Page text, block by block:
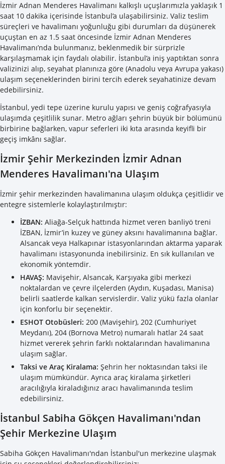
İzmir Adnan Menderes Havalimanı kalkışlı uçuşlarımızla yaklaşık 1
saat 10 dakika içerisinde İstanbul’a ulaşabilirsiniz. Valiz teslim
süreçleri ve havalimanı yoğunluğu gibi durumları da düşünerek
uçuştan en az 1.5 saat öncesinde İzmir Adnan Menderes
Havalimanı’nda bulunmanız, beklenmedik bir sürprizle
karşılaşmamak için faydalı olabilir. İstanbul’a iniş yaptıktan sonra
valizinizi alıp, seyahat planınıza göre (Anadolu veya Avrupa yakası)
ulaşım seçeneklerinden birini tercih ederek seyahatinize devam
edebilirsiniz.
İstanbul, yedi tepe üzerine kurulu yapısı ve geniş coğrafyasıyla
ulaşımda çeşitlilik sunar. Metro ağları şehrin büyük bir bölümünü
birbirine bağlarken, vapur seferleri iki kıta arasında keyifli bir
geçiş imkânı sağlar.
İzmir Şehir Merkezinden İzmir Adnan
Menderes Havalimanı'na Ulaşım
İzmir şehir merkezinden havalimanına ulaşım oldukça çeşitlidir ve
entegre sistemlerle kolaylaştırılmıştır:
İZBAN: Aliağa-Selçuk hattında hizmet veren banliyö treni
İZBAN, İzmir’in kuzey ve güney aksını havalimanına bağlar.
Alsancak veya Halkapınar istasyonlarından aktarma yaparak
havalimanı istasyonunda inebilirsiniz. En sık kullanılan ve
ekonomik yöntemdir.
HAVAŞ: Mavişehir, Alsancak, Karşıyaka gibi merkezi
noktalardan ve çevre ilçelerden (Aydın, Kuşadası, Manisa)
belirli saatlerde kalkan servislerdir. Valiz yükü fazla olanlar
için konforlu bir seçenektir.
ESHOT Otobüsleri: 200 (Mavişehir), 202 (Cumhuriyet
Meydanı), 204 (Bornova Metro) numaralı hatlar 24 saat
hizmet vererek şehrin farklı noktalarından havalimanına
ulaşım sağlar.
Taksi ve Araç Kiralama: Şehrin her noktasından taksi ile
ulaşım mümkündür. Ayrıca araç kiralama şirketleri
aracılığıyla kiraladığınız aracı havalimanında teslim
edebilirsiniz.
İstanbul Sabiha Gökçen Havalimanı'ndan
Şehir Merkezine Ulaşım
Sabiha Gökçen Havalimanı'ndan İstanbul'un merkezine ulaşmak